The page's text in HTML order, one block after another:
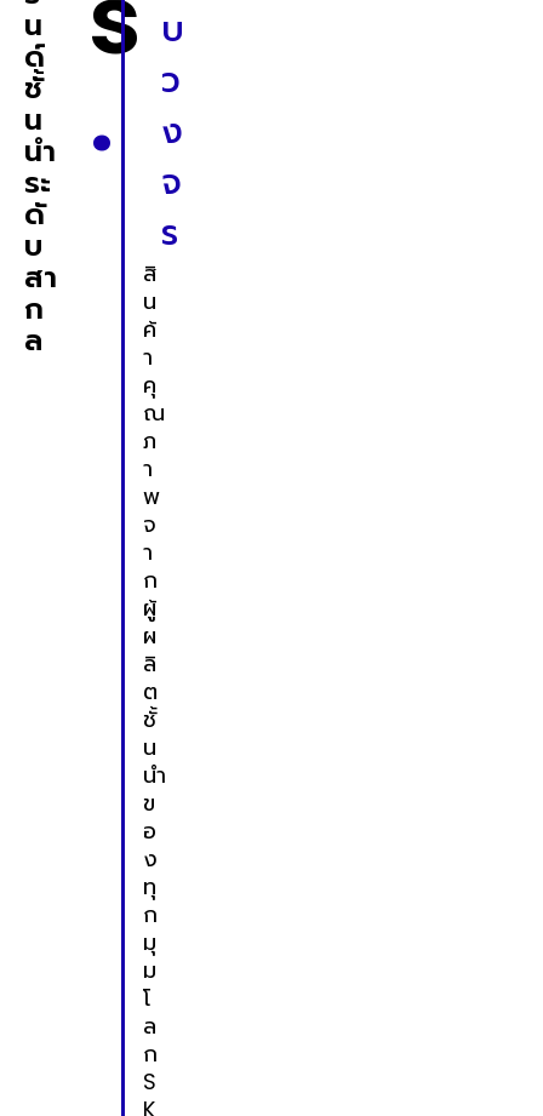
น
ด์
ชั้
น
นำ
ระ
ดั
บ
สา
ก
ล
.
บ
ว
ง
จ
ร
สิ
น
ค้
า
คุ
ณ
ภ
า
พ
จ
า
ก
ผู้
ผ
ลิ
ต
ชั้
น
นำ
ข
อ
ง
ทุ
ก
มุ
ม
โ
ล
ก
S
K